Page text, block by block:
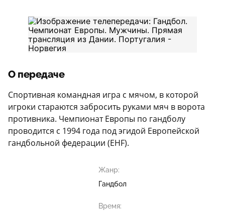
О передаче
Спортивная командная игра с мячом, в которой
игроки стараются забросить руками мяч в ворота
противника. Чемпионат Европы по гандболу
проводится с 1994 года под эгидой Европейской
гандбольной федерации (EHF).
Жанр:
Гандбол
Время: